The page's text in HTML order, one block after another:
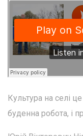
Культура на селі
буденна робота, і